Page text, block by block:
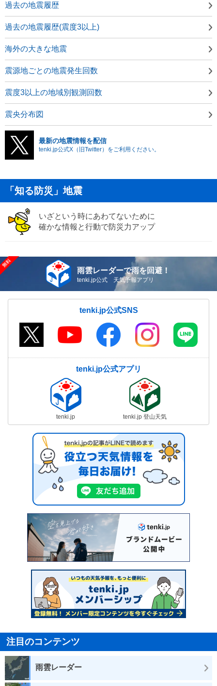
過去の地震履歴
過去の地震履歴(震度3以上)
海外の大きな地震
震源地ごとの地震発生回数
震度3以上の地域別観測回数
震央分布図
最新の地震情報を配信
tenki.jp公式X（旧Twitter）をご利用ください。
「知る防災」地震
いざという時にあわてないために
確かな情報と行動で防災力アップ
雨雲レーダーで雨を回避！
tenki.jp公式 天気予報アプリ
tenki.jp公式SNS
tenki.jp公式アプリ
tenki.jp tenki.jp 登山天気
注目のコンテンツ
雨雲レーダー